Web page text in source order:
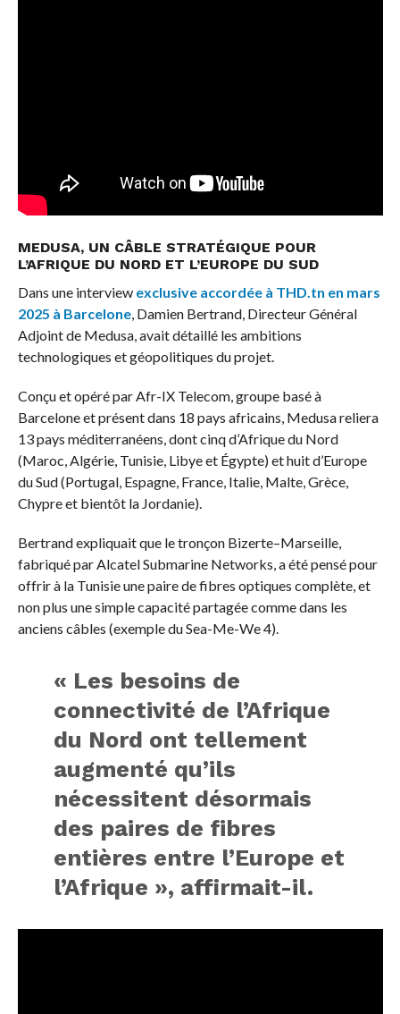
MEDUSA, UN CÂBLE STRATÉGIQUE POUR
L’AFRIQUE DU NORD ET L’EUROPE DU SUD
Dans une interview exclusive accordée à THD.tn en mars
2025 à Barcelone, Damien Bertrand, Directeur Général
Adjoint de Medusa, avait détaillé les ambitions
technologiques et géopolitiques du projet.
Conçu et opéré par Afr-IX Telecom, groupe basé à
Barcelone et présent dans 18 pays africains, Medusa reliera
13 pays méditerranéens, dont cinq d’Afrique du Nord
(Maroc, Algérie, Tunisie, Libye et Égypte) et huit d’Europe
du Sud (Portugal, Espagne, France, Italie, Malte, Grèce,
Chypre et bientôt la Jordanie).
Bertrand expliquait que le tronçon Bizerte–Marseille,
fabriqué par Alcatel Submarine Networks, a été pensé pour
offrir à la Tunisie une paire de fibres optiques complète, et
non plus une simple capacité partagée comme dans les
anciens câbles (exemple du Sea-Me-We 4).
« Les besoins de
connectivité de l’Afrique
du Nord ont tellement
augmenté qu’ils
nécessitent désormais
des paires de fibres
entières entre l’Europe et
l’Afrique », affirmait-il.